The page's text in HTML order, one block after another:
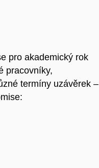
pro akademický rok
pracovníky,
termíny uzávěrek –